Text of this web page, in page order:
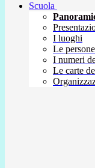
Scuola
I luoghi
Le persone
I numeri
Le carte